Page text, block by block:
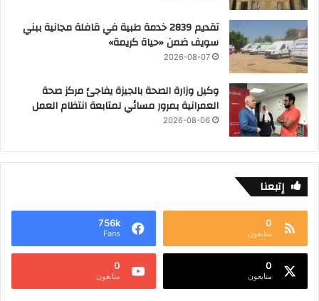
تقديم 2839 خدمة طبية في قافلة مجانية ببني
سويف ضمن «حياة كريمة»
2026-08-07
وكيل وزارة الصحة بالجيزة يفاجئ مركز صحة
العمرانية بمرور مسائي لمتابعة انتظام العمل
2026-08-06
إتبعنا
0
متابعون
756k
Fans
0
متابعون
0
متابعون